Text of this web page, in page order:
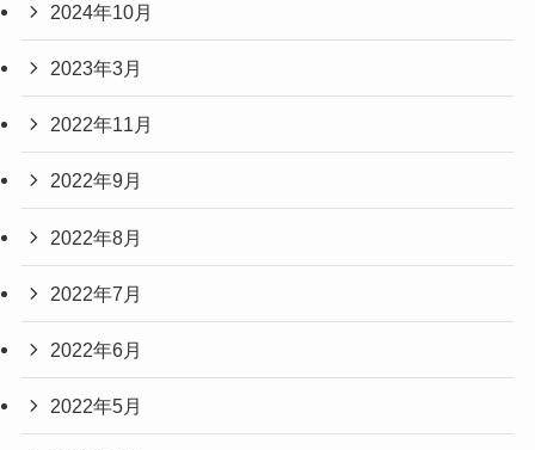
2024年10月
2023年3月
2022年11月
2022年9月
2022年8月
2022年7月
2022年6月
2022年5月